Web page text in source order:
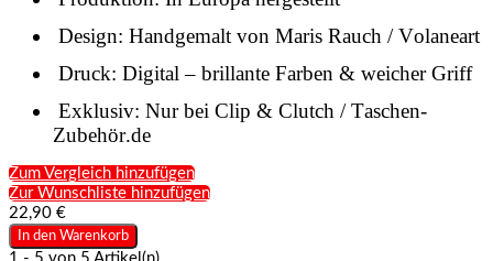
Design: Handgemalt von Maris Rauch / Volaneart
Druck: Digital – brillante Farben & weicher Griff
Exklusiv: Nur bei Clip & Clutch / Taschen-
Zubehör.de
Zum Vergleich hinzufügen
Zur Wunschliste hinzufügen
22,90 €
In den Warenkorb